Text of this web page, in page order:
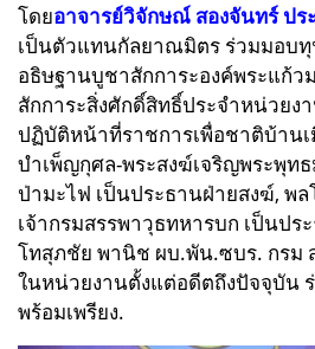
โดยอาจารย์วิจักษณ์ สองจันทร์ ป
เป็นตัวแทนกัลยาณมิตร ร่วมมอบ
อธิษฐานบูชาสักการะองค์พระแก้ว
สักการะสิ่งศักดิ์สิทธิ์ประจำหน่วยง
ปฏิบัติหน้าที่ราชการเพื่อชาติบ้านเ
บำเพ็ญกุศล-พระสงฆ์เจริญพระพุท
ป่ามะไฟ เป็นประธานฝ่ายสงฆ์, พ
เจ้ากรมสรรพาวุธทหารบก เป็นป
โทสุภชัย พานิช ผบ.พัน.ซบร. กรม
ในหน่วยงานตั้งแต่อดีตถึงปัจจุบัน
พร้อมเพรียง.